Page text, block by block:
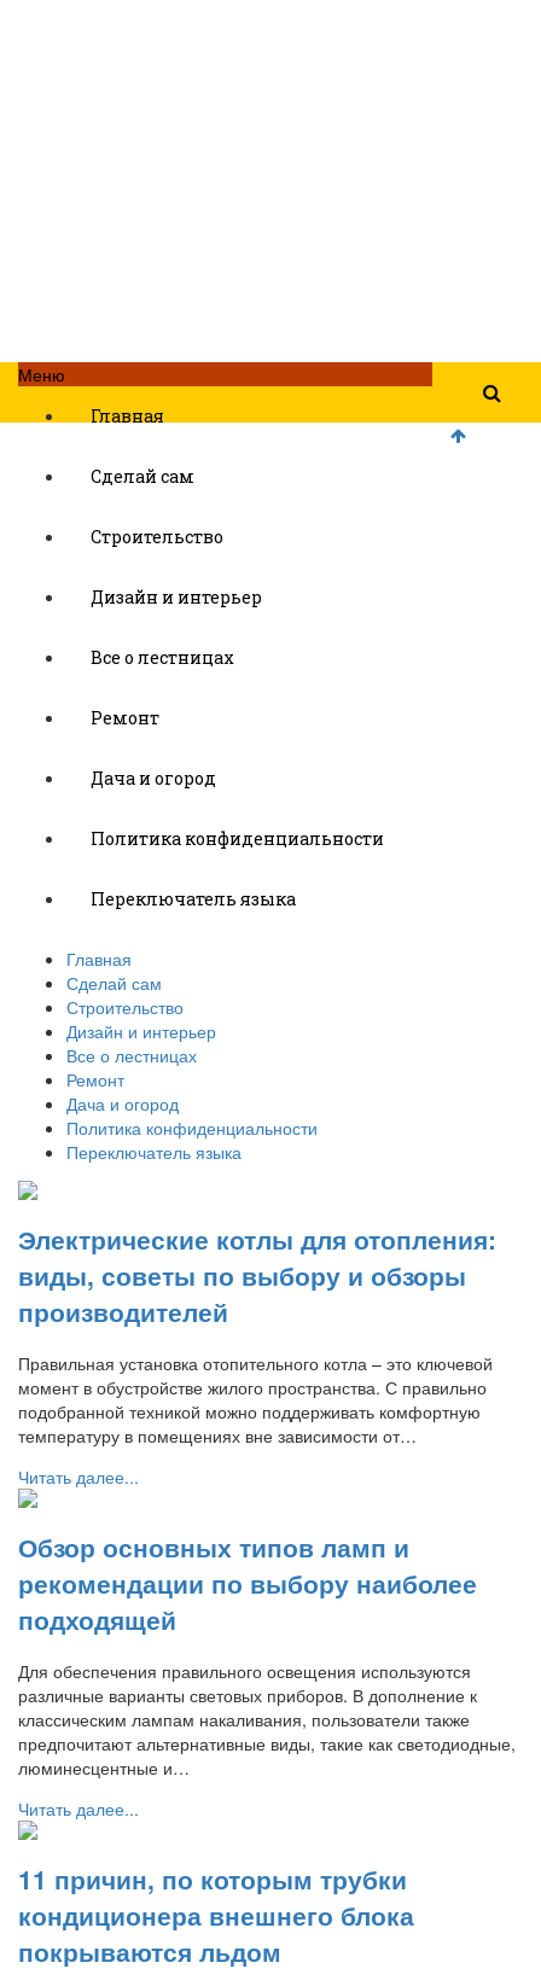
Меню
Главная
Сделай сам
Строительство
Дизайн и интерьер
Все о лестницах
Ремонт
Дача и огород
Политика конфиденциальности
Переключатель языка
Главная
Сделай сам
Строительство
Дизайн и интерьер
Все о лестницах
Ремонт
Дача и огород
Политика конфиденциальности
Переключатель языка
Электрические котлы для отопления:
виды, советы по выбору и обзоры
производителей
Правильная установка отопительного котла – это ключевой
момент в обустройстве жилого пространства. С правильно
подобранной техникой можно поддерживать комфортную
температуру в помещениях вне зависимости от…
Читать далее...
Обзор основных типов ламп и
рекомендации по выбору наиболее
подходящей
Для обеспечения правильного освещения используются
различные варианты световых приборов. В дополнение к
классическим лампам накаливания, пользователи также
предпочитают альтернативные виды, такие как светодиодные,
люминесцентные и…
Читать далее...
11 причин, по которым трубки
кондиционера внешнего блока
покрываются льдом